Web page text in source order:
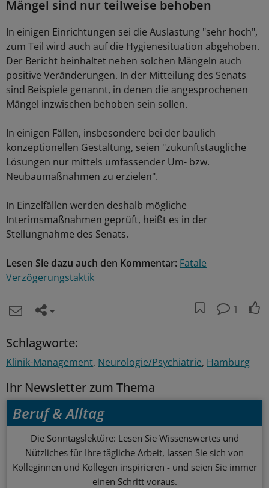
Mängel sind nur teilweise behoben
In einigen Einrichtungen sei die Auslastung "sehr hoch",
zum Teil wird auch auf die Hygienesituation abgehoben.
Der Bericht beinhaltet neben solchen Mängeln auch
positive Veränderungen. In der Mitteilung des Senats
sind Beispiele genannt, in denen die angesprochenen
Mängel inzwischen behoben sein sollen.
In einigen Fällen, insbesondere bei der baulich
konzeptionellen Gestaltung, seien "zukunftstaugliche
Lösungen nur mittels umfassender Um- bzw.
Neubaumaßnahmen zu erzielen".
In Einzelfällen werden deshalb mögliche
Interimsmaßnahmen geprüft, heißt es in der
Stellungnahme des Senats.
Lesen Sie dazu auch den Kommentar: Fatale
Verzögerungstaktik
1
Schlagworte:
Klinik-Management Neurologie/Psychiatrie Hamburg
Ihr Newsletter zum Thema
Beruf & Alltag
Die Sonntagslektüre: Lesen Sie Wissenswertes und
Nützliches für Ihre tägliche Arbeit, lassen Sie sich von
Kolleginnen und Kollegen inspirieren - und seien Sie immer
einen Schritt voraus.